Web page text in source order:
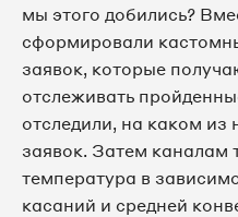
мы этого добились?
сформировали
заявок, которые
отслеживать
отследили, на каком из
заявок. Затем каналам
температура в
касаний и средней